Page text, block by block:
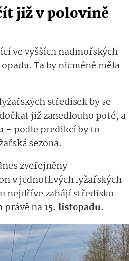
již v polovině
ve vyšších nadmořských
Ta by nicméně měla
středisek by se
již zanedlouho poté, a
- podle predikcí by to
sezona.
zveřejněny
v jednotlivých lyžařských
nejdříve zahájí středisko
právě na15. listopadu.